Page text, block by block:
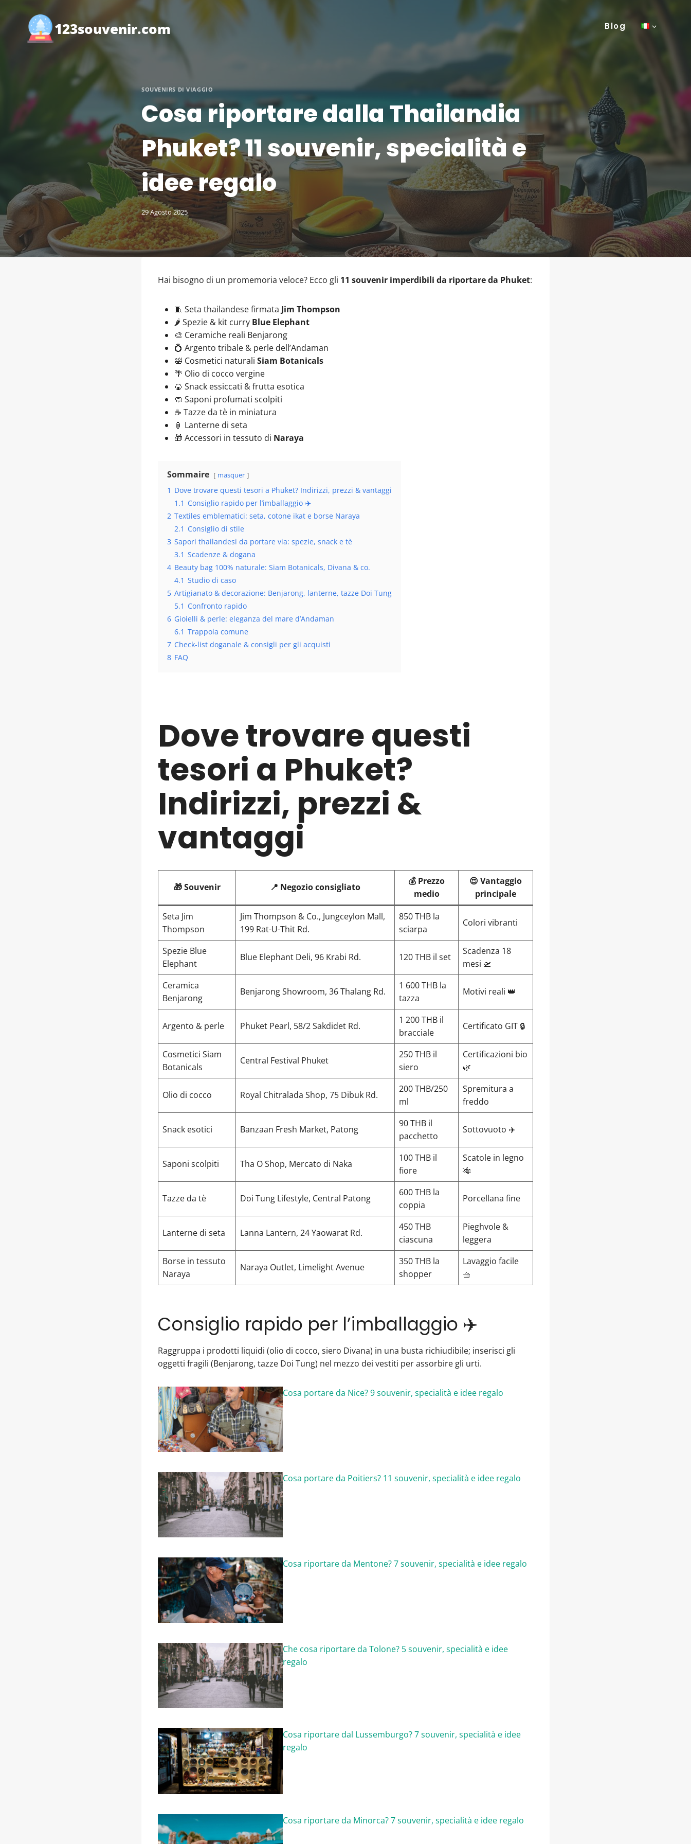
contenuto
123souvenir.com Blog
SOUVENIRS DI VIAGGIO
Cosa riportare dalla Thailandia
Phuket? 11 souvenir, specialità e
idee regalo
29 Agosto 2025
Hai bisogno di un promemoria veloce? Ecco gli 11 souvenir imperdibili da riportare da Phuket:
🧵 Seta thailandese firmata Jim Thompson
🌶️ Spezie & kit curry Blue Elephant
🎨 Ceramiche reali Benjarong
💍 Argento tribale & perle dell’Andaman
🛀 Cosmetici naturali Siam Botanicals
🌴 Olio di cocco vergine
🍘 Snack essiccati & frutta esotica
🧼 Saponi profumati scolpiti
☕ Tazze da tè in miniatura
🏮 Lanterne di seta
🎁 Accessori in tessuto di Naraya
Sommaire masquer
1 Dove trovare questi tesori a Phuket? Indirizzi, prezzi & vantaggi
1.1 Consiglio rapido per l’imballaggio ✈️
2 Textiles emblematici: seta, cotone ikat e borse Naraya
2.1 Consiglio di stile
3 Sapori thailandesi da portare via: spezie, snack e tè
3.1 Scadenze & dogana
4 Beauty bag 100% naturale: Siam Botanicals, Divana & co.
4.1 Studio di caso
5 Artigianato & decorazione: Benjarong, lanterne, tazze Doi Tung
5.1 Confronto rapido
6 Gioielli & perle: eleganza del mare d’Andaman
6.1 Trappola comune
7 Check-list doganale & consigli per gli acquisti
8 FAQ
Dove trovare questi
tesori a Phuket?
Indirizzi, prezzi &
vantaggi
🎁 Souvenir 📍 Negozio consigliato
💰 Prezzo
medio
😍 Vantaggio
principale
Seta Jim
Thompson
Jim Thompson & Co., Jungceylon Mall,
199 Rat-U-Thit Rd.
850 THB la
sciarpa
Colori vibranti
Spezie Blue
Elephant
Blue Elephant Deli, 96 Krabi Rd. 120 THB il set
Scadenza 18
mesi 🛫
Ceramica
Benjarong
Benjarong Showroom, 36 Thalang Rd.
1 600 THB la
tazza
Motivi reali 👑
Argento & perle Phuket Pearl, 58/2 Sakdidet Rd.
1 200 THB il
bracciale
Certificato GIT 🔒
Cosmetici Siam
Botanicals
Central Festival Phuket
250 THB il
siero
Certificazioni bio
🌿
Olio di cocco Royal Chitralada Shop, 75 Dibuk Rd.
200 THB/250
ml
Spremitura a
freddo
Snack esotici Banzaan Fresh Market, Patong
90 THB il
pacchetto
Sottovuoto ✈️
Saponi scolpiti Tha O Shop, Mercato di Naka
100 THB il
fiore
Scatole in legno
🎋
Tazze da tè Doi Tung Lifestyle, Central Patong
600 THB la
coppia
Porcellana fine
Lanterne di seta Lanna Lantern, 24 Yaowarat Rd.
450 THB
ciascuna
Pieghvole &
leggera
Borse in tessuto
Naraya
Naraya Outlet, Limelight Avenue
350 THB la
shopper
Lavaggio facile
🧺
Consiglio rapido per l’imballaggio ✈️
Raggruppa i prodotti liquidi (olio di cocco, siero Divana) in una busta richiudibile; inserisci gli
oggetti fragili (Benjarong, tazze Doi Tung) nel mezzo dei vestiti per assorbire gli urti.
Cosa portare da Nice? 9 souvenir, specialità e idee regalo
Cosa portare da Poitiers? 11 souvenir, specialità e idee regalo
Cosa riportare da Mentone? 7 souvenir, specialità e idee regalo
Che cosa riportare da Tolone? 5 souvenir, specialità e idee
regalo
Cosa riportare dal Lussemburgo? 7 souvenir, specialità e idee
regalo
Cosa riportare da Minorca? 7 souvenir, specialità e idee regalo